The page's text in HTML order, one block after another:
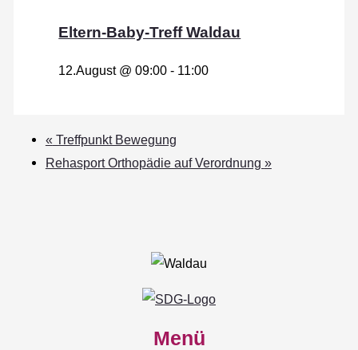
Eltern-Baby-Treff Waldau
12.August @ 09:00 - 11:00
« Treffpunkt Bewegung
Rehasport Orthopädie auf Verordnung »
Menü